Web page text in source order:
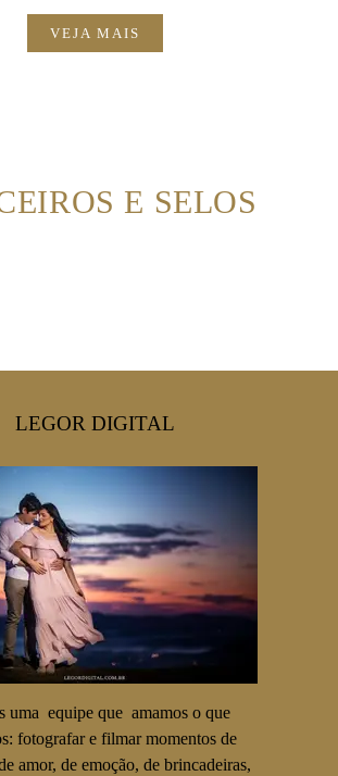
VEJA MAIS
E SELOS
LEGOR DIGITAL
uma equipe que amamos o que
fotografar e filmar momentos de
amor, de emoção, de brincadeiras,